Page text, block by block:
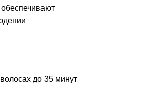
до 35 минут